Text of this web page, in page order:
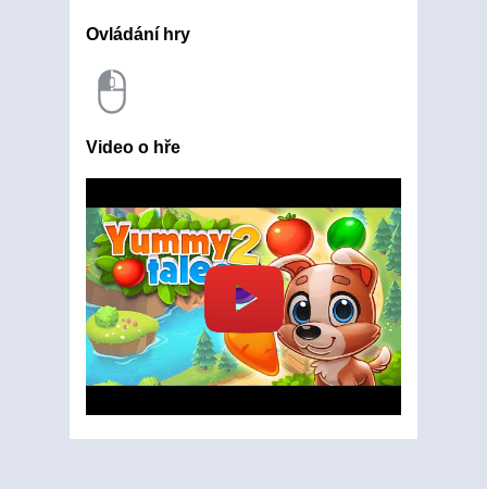
Ovládání hry
Video o hře